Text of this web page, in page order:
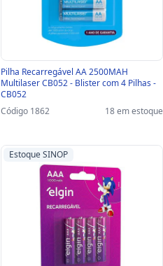
Pilha Recarregável AA 2500MAH
Multilaser CB052 - Blister com 4 Pilhas -
CB052
Código 1862
18 em estoque
Estoque SINOP